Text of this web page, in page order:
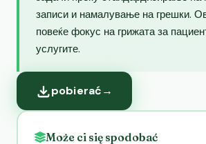
записи и намалување на грешки.
повеќе фокус на грижата за
услугите.
pobierać→
Może ci się spodobać